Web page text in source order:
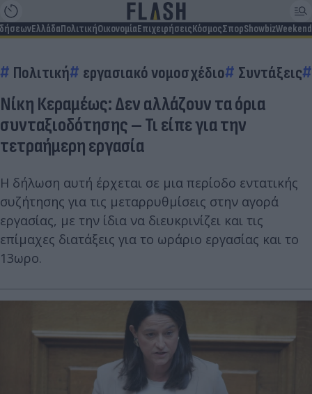
ΕλλάδαΠολιτικήΟικονομίαΕπιχειρήσειςΚόσμοςΣπορShowbizWeekend
Πολιτική εργασιακό νομοσχέδιο Συντάξεις
Νίκη Κεραμέως: Δεν αλλάζουν τα όρια
συνταξιοδότησης – Τι είπε για την
τετραήμερη εργασία
Η δήλωση αυτή έρχεται σε μια περίοδο εντατικής
συζήτησης για τις μεταρρυθμίσεις στην αγορά
εργασίας, με την ίδια να διευκρινίζει και τις
επίμαχες διατάξεις για το ωράριο εργασίας και το
13ωρο.